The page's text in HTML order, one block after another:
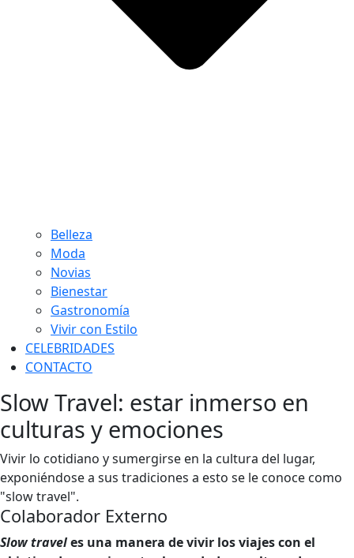
Belleza
Moda
Novias
Bienestar
Gastronomía
Vivir con Estilo
CELEBRIDADES
CONTACTO
Slow Travel: estar inmerso en
culturas y emociones
Vivir lo cotidiano y sumergirse en la cultura del lugar,
exponiéndose a sus tradiciones a esto se le conoce como
"slow travel".
Colaborador Externo
Slow traveles una manera de vivir los viajes con el